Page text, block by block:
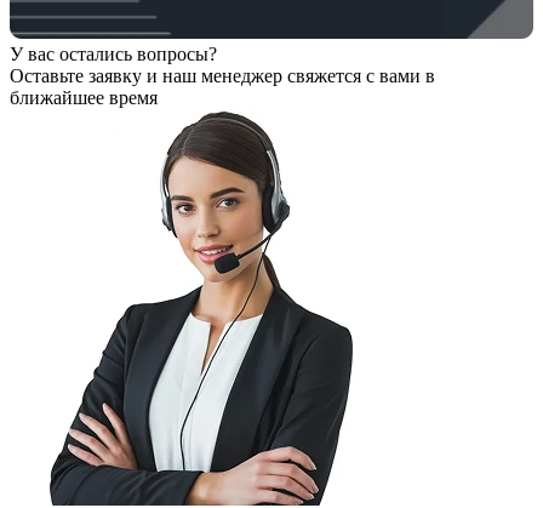
У вас остались вопросы?
Оставьте заявку и наш менеджер свяжется с вами в
ближайшее время